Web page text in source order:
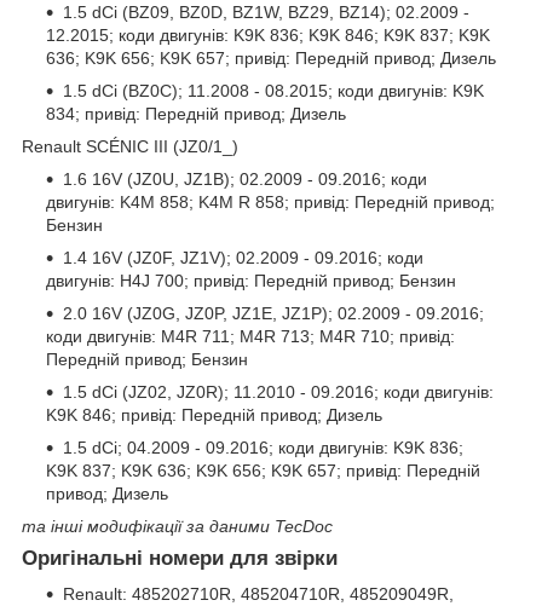
1.5 dCi (BZ09, BZ0D, BZ1W, BZ29, BZ14); 02.2009 -
12.2015; коди двигунів: K9K 836; K9K 846; K9K 837; K9K
636; K9K 656; K9K 657; привід: Передній привод; Дизель
1.5 dCi (BZ0C); 11.2008 - 08.2015; коди двигунів: K9K
834; привід: Передній привод; Дизель
Renault SCÉNIC III (JZ0/1_)
1.6 16V (JZ0U, JZ1B); 02.2009 - 09.2016; коди
двигунів: K4M 858; K4M R 858; привід: Передній привод;
Бензин
1.4 16V (JZ0F, JZ1V); 02.2009 - 09.2016; коди
двигунів: H4J 700; привід: Передній привод; Бензин
2.0 16V (JZ0G, JZ0P, JZ1E, JZ1P); 02.2009 - 09.2016;
коди двигунів: M4R 711; M4R 713; M4R 710; привід:
Передній привод; Бензин
1.5 dCi (JZ02, JZ0R); 11.2010 - 09.2016; коди двигунів:
K9K 846; привід: Передній привод; Дизель
1.5 dCi; 04.2009 - 09.2016; коди двигунів: K9K 836;
K9K 837; K9K 636; K9K 656; K9K 657; привід: Передній
привод; Дизель
та інші модифікації за даними TecDoc
Оригінальні номери для звірки
Renault: 485202710R, 485204710R, 485209049R,